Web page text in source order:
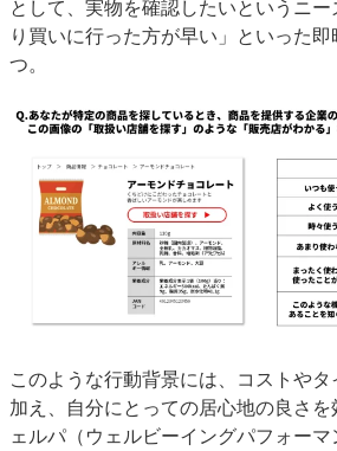
として、実物を確認したいというニ
り買いに行った方が早い」といった
つ。
このような行動背景には、コストや
加え、自分にとっての居心地の良さ
ェルパ（ウェルビーイングパフォー